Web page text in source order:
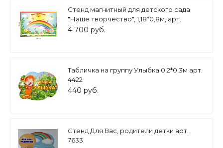
Стенд магнитный для детского сада
"Наше творчество", 1,18*0,8м, арт.
МАГ3278
4 700 руб.
Табличка на группу Улыбка 0,2*0,3м арт.
4422
440 руб.
Стенд Для Вас, родители детки арт.
7633